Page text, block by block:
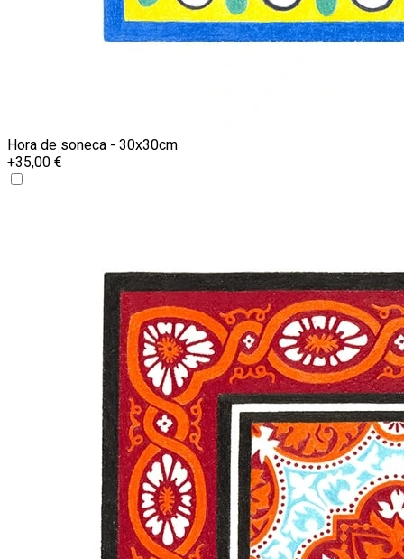
Hora de soneca - 30x30cm
+35,00 €